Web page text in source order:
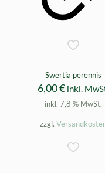
Swertia perennis
6,00€ inkl.
inkl. 7,8 % MwSt.
zzgl.